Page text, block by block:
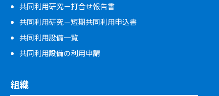
共同利用研究－打合せ報告書
共同利用研究－短期共同利用申込書
共同利用設備一覧
共同利用設備の利用申請
組織